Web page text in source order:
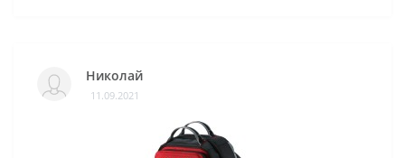
Николай
11.09.2021